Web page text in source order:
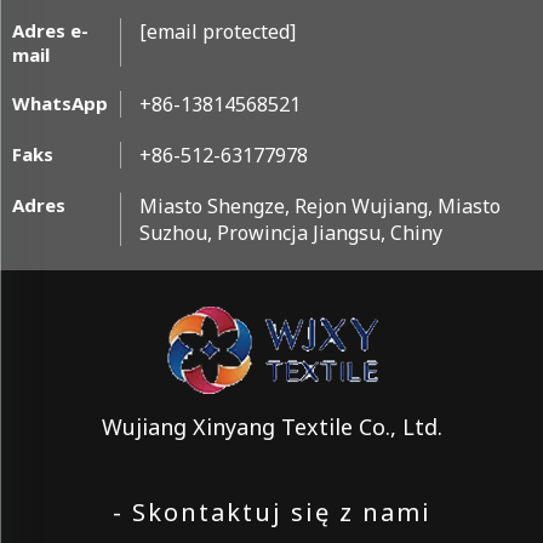
Adres e-
mail
[email protected]
WhatsApp +86-13814568521
Faks +86-512-63177978
Adres
Miasto Shengze, Rejon Wujiang, Miasto
Suzhou, Prowincja Jiangsu, Chiny
Wujiang Xinyang Textile Co., Ltd.
- Skontaktuj się z nami